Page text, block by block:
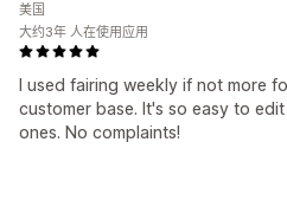
I used fairing weekly if not more
customer base. It's so easy to
ones. No complaints!
美国
大约3年 人在使用应用